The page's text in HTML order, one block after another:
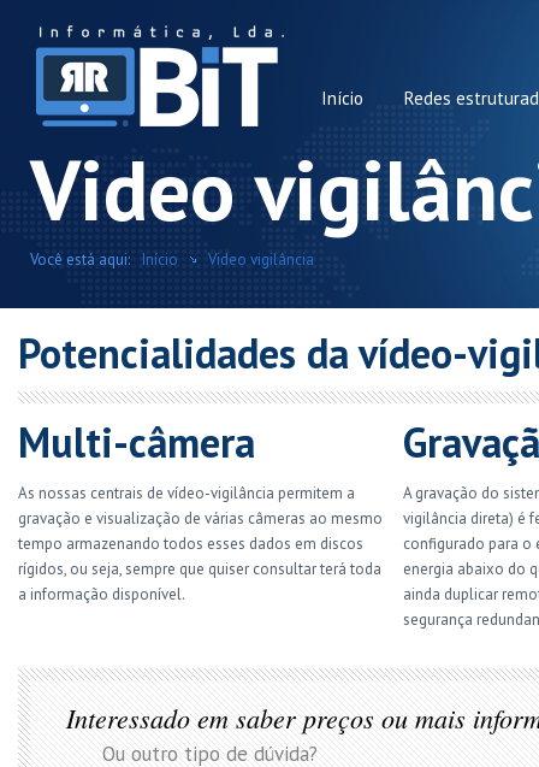
Início Redes
Video
Você está aqui: Início Video vigilância
Potencialidades da vídeo-
Multi-câmera
As nossas centrais de vídeo-vigilância permitem a
gravação e visualização de várias câmeras ao mesmo
tempo armazenando todos esses dados em discos
rígidos, ou seja, sempre que quiser consultar terá toda
a informação disponível.
A gravação do
vigilância direta) é
configurado para o
energia abaixo do
ainda duplicar
segurança
Interessado em saber preços ou mais
Ou outro tipo de dúvida?